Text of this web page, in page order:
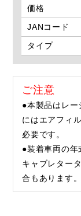
価格
JANコード
タイプ
ご注意
●本製品はレー
にはエアフィ
必要です。
●装着車両の年
キャブレター
合もあります